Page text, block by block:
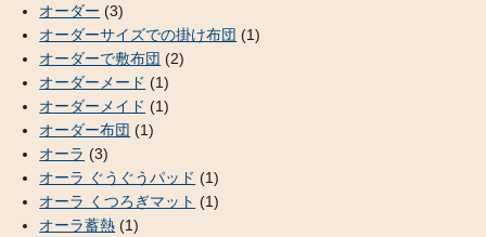
オーダー (3)
オーダーサイズでの掛け布団 (1)
オーダーで敷布団 (2)
オーダーメード (1)
オーダーメイド (1)
オーダー布団 (1)
オーラ (3)
オーラ ぐうぐうパッド (1)
オーラ くつろぎマット (1)
オーラ蓄熱 (1)